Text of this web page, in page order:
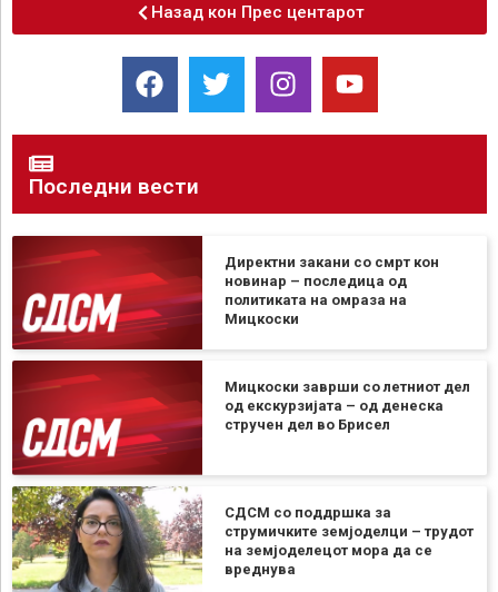
Назад кон Прес центарот
Последни вести
Директни закани со смрт кон
новинар – последица од
политиката на омраза на
Мицкоски
Мицкоски заврши со летниот дел
од екскурзијата – од денеска
стручен дел во Брисел
СДСМ со поддршка за
струмичките земјоделци – трудот
на земјоделецот мора да се
вреднува